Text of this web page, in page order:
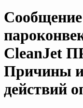
CleanJet
Причины
действий